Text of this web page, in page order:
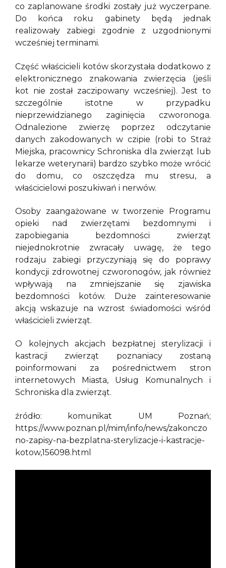
co zaplanowane środki zostały już wyczerpane.
Do końca roku gabinety będą jednak
realizowały zabiegi zgodnie z uzgodnionymi
wcześniej terminami.
Część właścicieli kotów skorzystała dodatkowo z
elektronicznego znakowania zwierzęcia (jeśli
kot nie został zaczipowany wcześniej). Jest to
szczególnie istotne w przypadku
nieprzewidzianego zaginięcia czworonoga.
Odnalezione zwierzę poprzez odczytanie
danych zakodowanych w czipie (robi to Straż
Miejska, pracownicy Schroniska dla zwierząt lub
lekarze weterynarii) bardzo szybko może wrócić
do domu, co oszczędza mu stresu, a
właścicielowi poszukiwań i nerwów.
Osoby zaangażowane w tworzenie Programu
opieki nad zwierzętami bezdomnymi i
zapobiegania bezdomności zwierząt
niejednokrotnie zwracały uwagę, że tego
rodzaju zabiegi przyczyniają się do poprawy
kondycji zdrowotnej czworonogów, jak również
wpływają na zmniejszanie się zjawiska
bezdomności kotów. Duże zainteresowanie
akcją wskazuje na wzrost świadomości wśród
właścicieli zwierząt.
O kolejnych akcjach bezpłatnej sterylizacji i
kastracji zwierząt poznaniacy zostaną
poinformowani za pośrednictwem stron
internetowych Miasta, Usług Komunalnych i
Schroniska dla zwierząt.
źródło: komunikat UM Poznań;
https://www.poznan.pl/mim/info/news/zakonczo
no-zapisy-na-bezplatna-sterylizacje-i-kastracje-
kotow,156098.html